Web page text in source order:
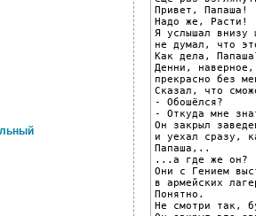
Привет, Папаша!
Надо же, Расти!
Я услышал внизу
не думал, что
Как дела,
Денни, наверное,
прекрасно без
Сказал, что
- Обошёлся?
- Откуда мне
Он закрыл
и уехал сразу,
Папаша,..
...а где же он?
Они с Гением
в армейских
Понятно.
Не смотри так,